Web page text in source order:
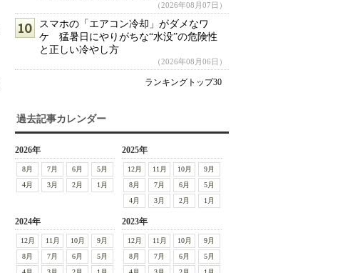
（2026年08月07日）
スマホの「エアコン冷却」がダメなワ
ケ 猛暑日にやりがちな“水没”の危険性
と正しい冷やし方
（2026年08月06日）
ランキングトップ30
過去記事カレンダー
2026年
8月 7月 6月
5月
4月
3月 2月 1月
2025年
12月 11月 10月
9月
8月
7月 6月
5月
4月
3月 2月 1月
2024年
12月 11月 10月
9月
8月
7月 6月
5月
2023年
12月 11月 10月
9月
8月
7月 6月
5月